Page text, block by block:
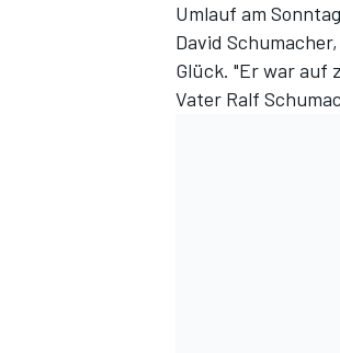
Umlauf am
David
Glück. "Er war auf
Vater Ralf